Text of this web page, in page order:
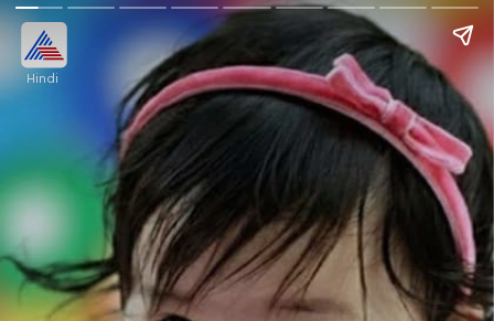
Hindi